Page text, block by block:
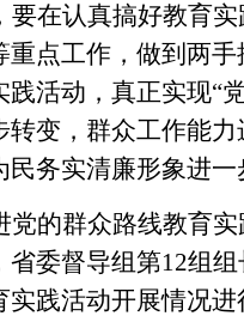
要在认真搞好教育
重点工作，做到两
践活动，真正实现“
转变，群众工作能
民务实清廉形象进
党的群众路线教育
省委督导组第12组组
实践活动开展情况